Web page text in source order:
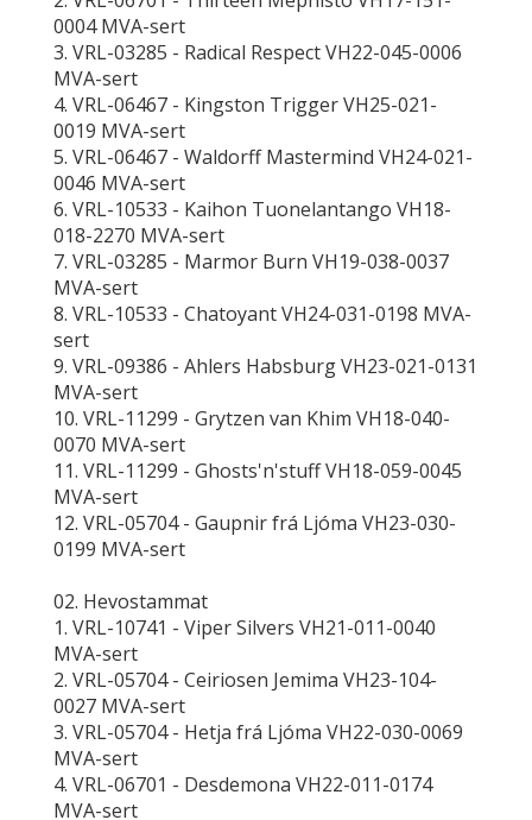
0004 MVA-sert
3. VRL-03285 - Radical Respect VH22-045-0006
MVA-sert
4. VRL-06467 - Kingston Trigger VH25-021-
0019 MVA-sert
5. VRL-06467 - Waldorff Mastermind VH24-021-
0046 MVA-sert
6. VRL-10533 - Kaihon Tuonelantango VH18-
018-2270 MVA-sert
7. VRL-03285 - Marmor Burn VH19-038-0037
MVA-sert
8. VRL-10533 - Chatoyant VH24-031-0198 MVA-
sert
9. VRL-09386 - Ahlers Habsburg VH23-021-0131
MVA-sert
10. VRL-11299 - Grytzen van Khim VH18-040-
0070 MVA-sert
11. VRL-11299 - Ghosts'n'stuff VH18-059-0045
MVA-sert
12. VRL-05704 - Gaupnir frá Ljóma VH23-030-
0199 MVA-sert
02. Hevostammat
1. VRL-10741 - Viper Silvers VH21-011-0040
MVA-sert
2. VRL-05704 - Ceiriosen Jemima VH23-104-
0027 MVA-sert
3. VRL-05704 - Hetja frá Ljóma VH22-030-0069
MVA-sert
4. VRL-06701 - Desdemona VH22-011-0174
MVA-sert